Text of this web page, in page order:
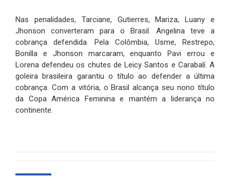
Nas penalidades, Tarciane, Gutierres, Mariza, Luany e
Jhonson converteram para o Brasil. Angelina teve a
cobrança defendida. Pela Colômbia, Usme, Restrepo,
Bonilla e Jhonson marcaram, enquanto Pavi errou e
Lorena defendeu os chutes de Leicy Santos e Carabalí. A
goleira brasileira garantiu o título ao defender a última
cobrança. Com a vitória, o Brasil alcança seu nono título
da Copa América Feminina e mantém a liderança no
continente.